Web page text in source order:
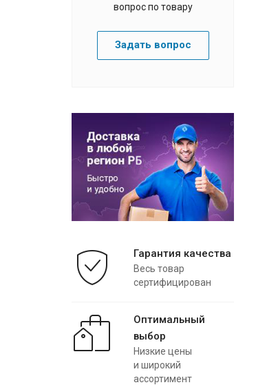
вопрос по товару
Задать вопрос
Гарантия качества
Весь товар
сертифицирован
Оптимальный
выбор
Низкие цены
и широкий
ассортимент